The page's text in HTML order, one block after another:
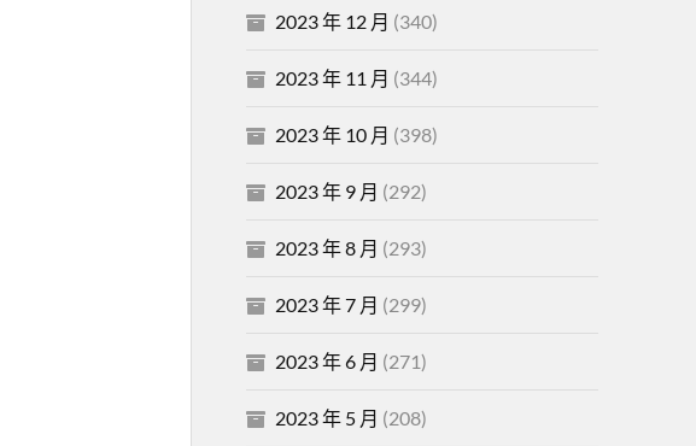
2023 年 12 月 (340)
2023 年 11 月 (344)
2023 年 10 月 (398)
2023 年 9 月 (292)
2023 年 8 月 (293)
2023 年 7 月 (299)
2023 年 6 月 (271)
2023 年 5 月 (208)